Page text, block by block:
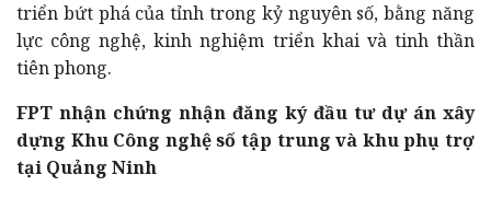
triển bứt phá của tỉnh trong kỷ nguyên số, bằng năng
lực công nghệ, kinh nghiệm triển khai và tinh thần
tiên phong.
FPT nhận chứng nhận đăng ký đầu tư dự án xây
dựng Khu Công nghệ số tập trung và khu phụ trợ
tại Quảng Ninh